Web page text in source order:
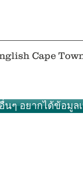
Cape
นๆ อยากได้ข้อมู